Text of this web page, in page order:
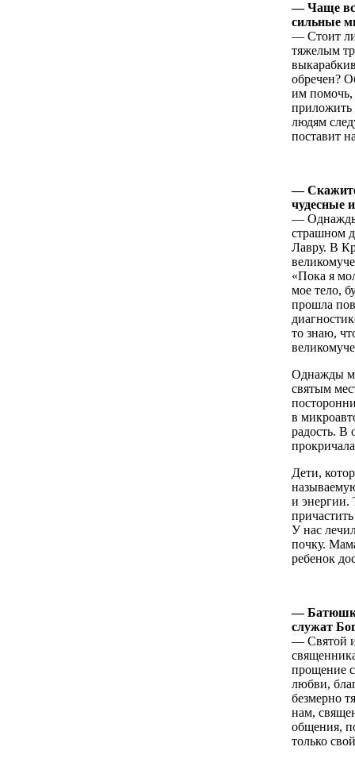
— Чаще
сильные
— Стоит ли
тяжелым
обречен?
им
приложить
людям
поставит
—
чудесные
— Однажды
страшном
Лавру. В
«Пока я
мое тело,
прошла
то знаю,
Однажды
святым
в
радость. В
Дети,
и энергии.
У нас
почку.
ребенок
—
служат
— Святой
прощение
любви,
безмерно
нам,
общения,
только